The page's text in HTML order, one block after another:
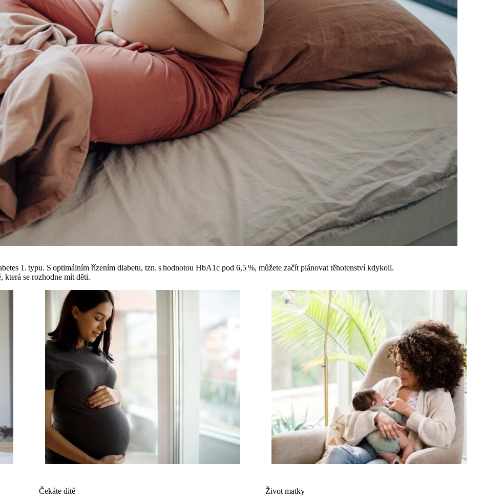
1. typu. S optimálním řízením diabetu, tzn. s hodnotou HbA1c pod 6,5 %, můžete začít plánovat těhotenství kdykoli.
která se rozhodne mít děti.
Čekáte dítě
Život matky